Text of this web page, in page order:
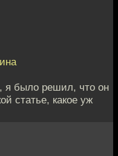
я было решил, что он
статье, какое уж